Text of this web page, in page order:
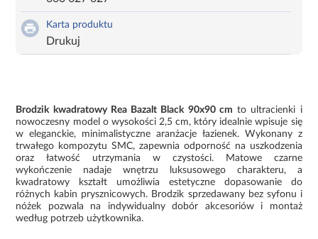
Karta produktu
Drukuj
Brodzik kwadratowy Rea Bazalt Black 90x90 cm to ultracienki i
nowoczesny model o wysokości 2,5 cm, który idealnie wpisuje się
w eleganckie, minimalistyczne aranżacje łazienek. Wykonany z
trwałego kompozytu SMC, zapewnia odporność na uszkodzenia
oraz łatwość utrzymania w czystości. Matowe czarne
wykończenie nadaje wnętrzu luksusowego charakteru, a
kwadratowy kształt umożliwia estetyczne dopasowanie do
różnych kabin prysznicowych. Brodzik sprzedawany bez syfonu i
nóżek pozwala na indywidualny dobór akcesoriów i montaż
według potrzeb użytkownika.